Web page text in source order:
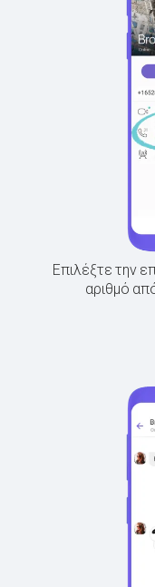
Επιλέξτε την
αριθμό